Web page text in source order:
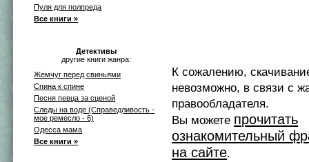
Пуля для полпреда
Все книги »
Детективы
другие книги жанра:
Жемчуг перед свиньями
Спина к спине
Песня певца за сценой
Следы на воде (Справедливость -
мое ремесло - 6)
Одесса мама
Все книги »
К сожалению,
невозможно, в связи с
правообладателя.
Вы можете прочитать
ознакомительный
на сайте.